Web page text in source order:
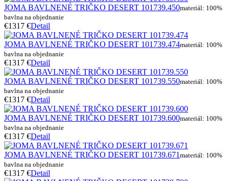
JOMA BAVLNENÉ TRIČKO DESERT 101739.450materiál: 100%
bavlna na objednanie
€1317 €Detail
JOMA BAVLNENÉ TRIČKO DESERT 101739.474materiál: 100%
bavlna na objednanie
€1317 €Detail
JOMA BAVLNENÉ TRIČKO DESERT 101739.550materiál: 100%
bavlna na objednanie
€1317 €Detail
JOMA BAVLNENÉ TRIČKO DESERT 101739.600materiál: 100%
bavlna na objednanie
€1317 €Detail
JOMA BAVLNENÉ TRIČKO DESERT 101739.671 materiál: 100%
bavlna na objednanie
€1317 €Detail